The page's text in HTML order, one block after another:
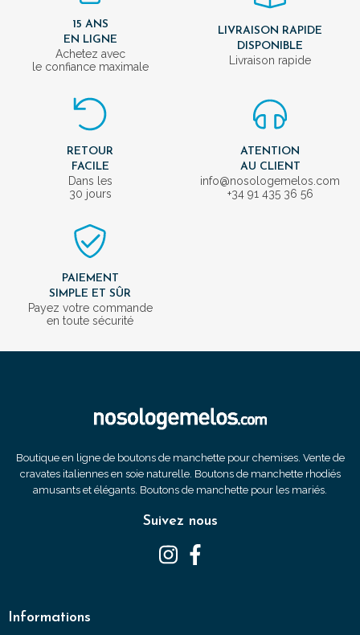
15 ANS
EN LIGNE
Achetez avec
le confiance maximale
LIVRAISON RAPIDE
DISPONIBLE
Livraison rapide
RETOUR
FACILE
Dans les
30 jours
ATENTION
AU CLIENT
info@nosologemelos.com
+34 91 435 36 56
PAIEMENT
SIMPLE ET SÛR
Payez votre commande
en toute sécurité
Boutique en ligne de boutons de manchette pour chemises. Vente de
cravates italiennes en soie naturelle. Boutons de manchette rhodiés
amusants et élégants. Boutons de manchette pour les mariés.
Suivez nous
Informations